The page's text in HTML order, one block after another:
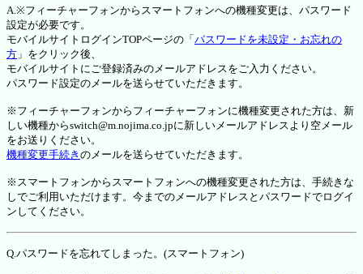
A.※フィーチャーフォンからスマートフォンへの機種変更は、パスワード
設定が必要です。
モバイルサイトログインTOPページの「 パスワードを未設定・お忘れの
方 」をクリック後、
モバイルサイトにご登録済みのメールアドレスをご入力ください。
パスワード設定のメールを送らせていただきます。
※フィーチャーフォンからフィーチャーフォンに機種変更された方は、新
しい機種からswitch@m.nojima.co.jpに新しいメールアドレスより空メール
をお送りください。
機種変更手続き のメールを送らせていただきます。
※スマートフォンからスマートフォンへの機種変更された方は、手続きな
しでご利用いただけます。今までのメールアドレスとパスワードでログイ
ンしてください。
Q.パスワードを忘れてしまった。(スマートフォン)